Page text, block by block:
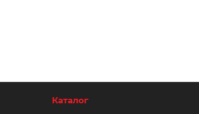
Каталог